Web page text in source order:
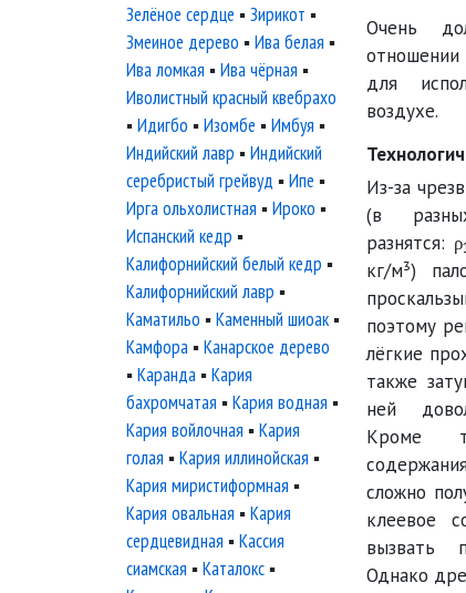
Очень
отношении
для
воздухе.
Из-за
(в
разнятся: ρ
кг/м³)
поэтому
лёгкие
также
ней
Кроме
сложно
клеевое
вызвать
Однако
Зелёное сердце ▪Зирикот ▪
Змеиное дерево ▪Ива белая ▪
Ива ломкая ▪Ива чёрная ▪
Иволистный красный квебрахо
▪Идигбо ▪Изомбе ▪Имбуя ▪
Индийский лавр ▪Индийский
серебристый грейвуд ▪Ипе ▪
Ирга ольхолистная ▪Ироко ▪
Испанский кедр ▪
Калифорнийский белый кедр ▪
Калифорнийский лавр ▪
Каматильо ▪Каменный шиоак ▪
Камфора ▪Канарское дерево
▪Каранда ▪Кария
бахромчатая ▪Кария водная ▪
Кария войлочная ▪Кария
голая ▪Кария иллинойская ▪
Кария миристиформная ▪
Кария овальная ▪Кария
сердцевидная ▪Кассия
сиамская ▪Каталокс ▪